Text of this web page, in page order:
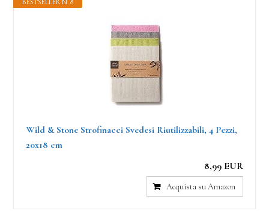
BESTSELLER N. 8
Wild & Stone Strofinacci Svedesi Riutilizzabili, 4 Pezzi,
20x18 cm
8,99 EUR
Acquista su Amazon